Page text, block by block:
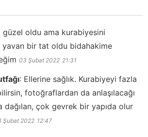
güzel oldu ama kurabiyesini
bir tat oldu bidahakime
03 Şubat 2022 21:31
: Ellerine sağlık. Kurabiyeyi fazla
fotoğraflardan da anlaşılacağı
dağılan, çok gevrek bir yapıda olur
Şubat 2022 12:47